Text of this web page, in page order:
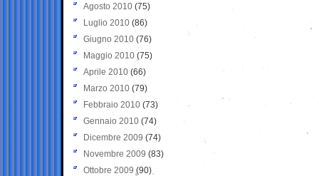
Agosto 2010 (75)
Luglio 2010 (86)
Giugno 2010 (76)
Maggio 2010 (75)
Aprile 2010 (66)
Marzo 2010 (79)
Febbraio 2010 (73)
Gennaio 2010 (74)
Dicembre 2009 (74)
Novembre 2009 (83)
Ottobre 2009 (90)